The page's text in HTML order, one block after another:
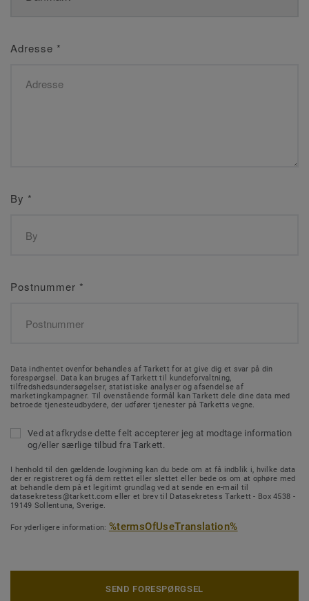
Adresse *
By *
Postnummer *
Data indhentet ovenfor behandles af Tarkett for at give dig et svar på din
forespørgsel. Data kan bruges af Tarkett til kundeforvaltning,
tilfredshedsundersøgelser, statistiske analyser og afsendelse af
marketingkampagner. Til ovenstående formål kan Tarkett dele dine data med
betroede tjenesteudbydere, der udfører tjenester på Tarketts vegne.
Ved at afkrydse dette felt accepterer jeg at modtage information
og/eller særlige tilbud fra Tarkett.
I henhold til den gældende lovgivning kan du bede om at få indblik i, hvilke data
der er registreret og få dem rettet eller slettet eller bede os om at ophøre med
at behandle dem på et legitimt grundlag ved at sende en e-mail til
datasekretess@tarkett.com eller et brev til Datasekretess Tarkett - Box 4538 -
19149 Sollentuna, Sverige.
For yderligere information: %termsOfUseTranslation%
SEND FORESPØRGSEL